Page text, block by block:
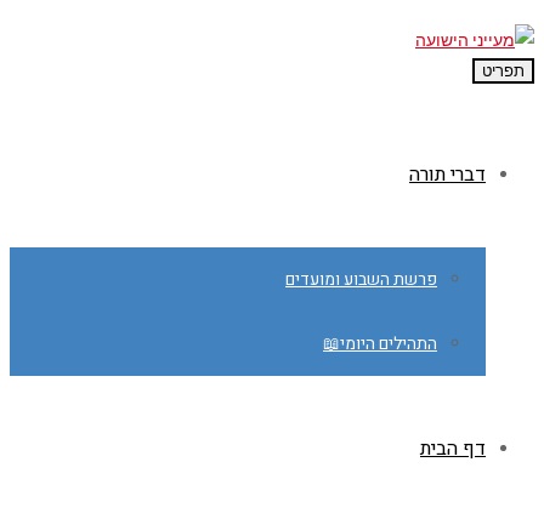
תפריט
דברי תורה
פרשת השבוע ומועדים
התהילים היומי📖
דף הבית